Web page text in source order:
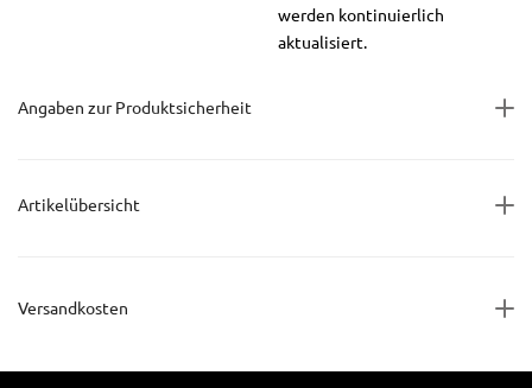
werden kontinuierlich
aktualisiert.
Angaben zur Produktsicherheit
Artikelübersicht
Versandkosten